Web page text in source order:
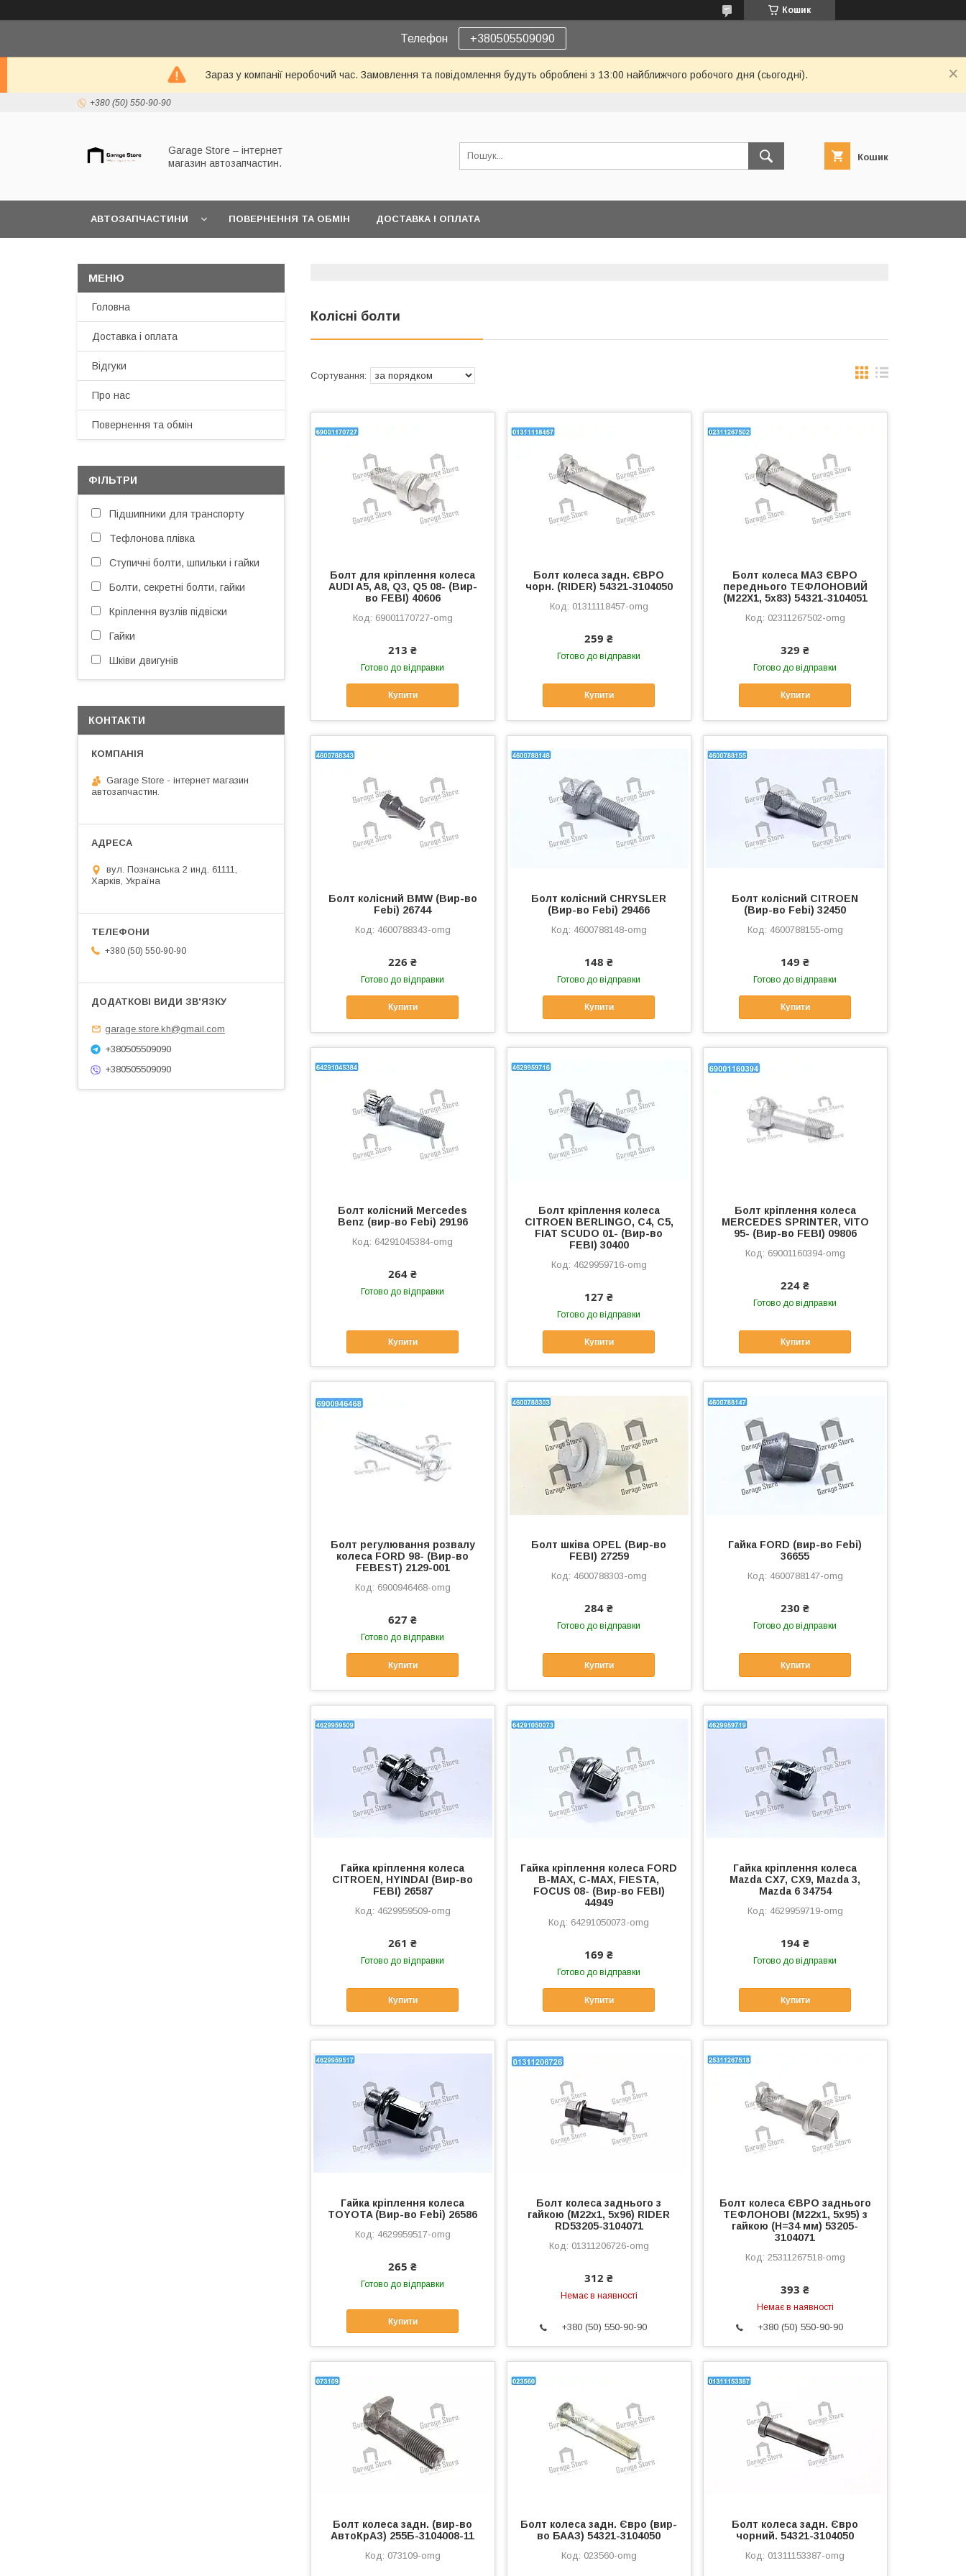
Кошик
Телефон +380505509090
Зараз у компанії неробочий час. Замовлення та повідомлення будуть оброблені з 13:00 найближчого робочого дня (сьогодні).
+380 (50) 550-90-90
Garage Store – інтернет
магазин автозапчастин.
Кошик
АВТОЗАПЧАСТИНИ ПОВЕРНЕННЯ ТА ОБМІН ДОСТАВКА І ОПЛАТА
Колісні болти
Болт для кріплення колеса
AUDI A5, A8, Q3, Q5 08- (Вир-
во FEBI) 40606
69001170727-omg
213 ₴
Готово до відправки
Купити
Болт колеса задн. ЄВРО
чорн. (RIDER) 54321-3104050
01311118457-omg
259 ₴
Готово до відправки
Купити
Болт колеса МАЗ ЄВРО
переднього ТЕФЛОНОВИЙ
(М22Х1, 5х83) 54321-3104051
02311267502-omg
329 ₴
Готово до відправки
Купити
Болт колісний BMW (Вир-во
Febi) 26744
4600788343-omg
226 ₴
Готово до відправки
Купити
Болт колісний CHRYSLER
(Вир-во Febi) 29466
4600788148-omg
148 ₴
Готово до відправки
Купити
Болт колісний CITROEN
(Вир-во Febi) 32450
4600788155-omg
149 ₴
Готово до відправки
Купити
Болт колісний Mercedes
Benz (вир-во Febi) 29196
64291045384-omg
264 ₴
Готово до відправки
Купити
Болт кріплення колеса
CITROEN BERLINGO, C4, C5,
FIAT SCUDO 01- (Вир-во
FEBI) 30400
4629959716-omg
127 ₴
Готово до відправки
Купити
Болт кріплення колеса
MERCEDES SPRINTER, VITO
95- (Вир-во FEBI) 09806
69001160394-omg
224 ₴
Готово до відправки
Купити
Болт регулювання розвалу
колеса FORD 98- (Вир-во
FEBEST) 2129-001
6900946468-omg
627 ₴
Готово до відправки
Купити
Болт шківа OPEL (Вир-во
FEBI) 27259
4600788303-omg
284 ₴
Готово до відправки
Купити
Гайка FORD (вир-во Febi)
36655
4600788147-omg
230 ₴
Готово до відправки
Купити
Гайка кріплення колеса
CITROEN, HYINDAI (Вир-во
FEBI) 26587
4629959509-omg
261 ₴
Готово до відправки
Купити
Гайка кріплення колеса FORD
B-MAX, C-MAX, FIESTA,
FOCUS 08- (Вир-во FEBI)
44949
64291050073-omg
169 ₴
Готово до відправки
Купити
Гайка кріплення колеса
Mazda CX7, CX9, Mazda 3,
Mazda 6 34754
4629959719-omg
194 ₴
Готово до відправки
Купити
Гайка кріплення колеса
TOYOTA (Вир-во Febi) 26586
4629959517-omg
265 ₴
Готово до відправки
Купити
Болт колеса заднього з
гайкою (М22х1, 5х96) RIDER
RD53205-3104071
01311206726-omg
312 ₴
Немає в наявності
+380 (50) 550-90-90
Болт колеса ЄВРО заднього
ТЕФЛОНОВІ (М22х1, 5х95) з
гайкою (H=34 мм) 53205-
3104071
25311267518-omg
393 ₴
Немає в наявності
+380 (50) 550-90-90
Болт колеса задн. (вир-во
АвтоКрАЗ) 255Б-3104008-11
073109-omg
Болт колеса задн. Євро (вир-
во БААЗ) 54321-3104050
023560-omg
Болт колеса задн. Євро
чорний. 54321-3104050
01311153387-omg
Головна
Доставка і оплата
Відгуки
Про нас
Повернення та обмін
ФІЛЬТРИ
Підшипники для транспорту
Тефлонова плівка
Ступичні болти, шпильки і гайки
Болти, секретні болти, гайки
Кріплення вузлів підвіски
Гайки
Шківи двигунів
КОНТАКТИ
Garage Store - інтернет магазин
автозапчастин.
вул. Познанська 2 инд. 61111,
Харків, Україна
+380 (50) 550-90-90
garage.store.kh@gmail.com
+380505509090
+380505509090